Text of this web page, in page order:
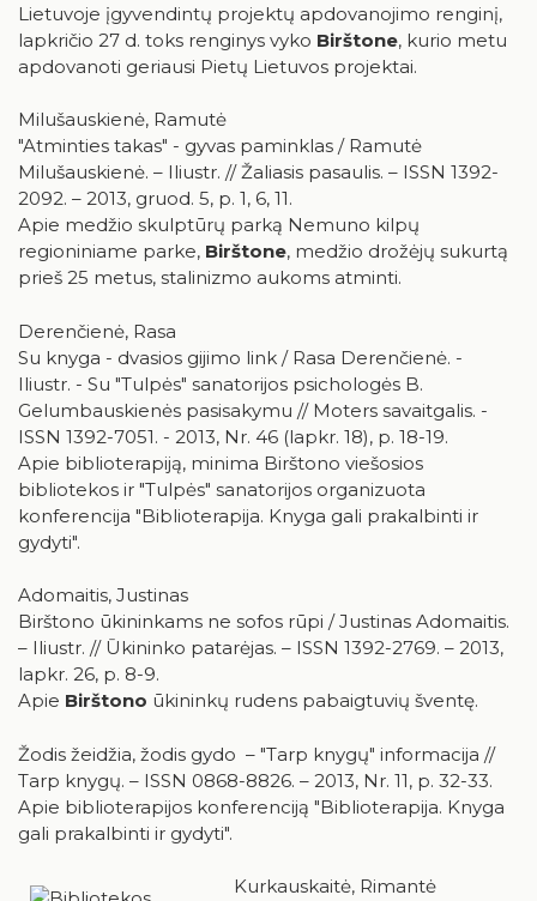
Pr An Tr Ke Pe Še Se
3 4
10 11 12 15
17 18 19
24 25 26 27 28 29 30
Lietuvoje įgyvendintų projektų apdovanojimo renginį,
lapkričio 27 d. toks renginys vyko Birštone, kurio metu
apdovanoti geriausi Pietų Lietuvos projektai.
Milušauskienė, Ramutė
"Atminties takas" - gyvas paminklas / Ramutė
Milušauskienė. – Iliustr. // Žaliasis pasaulis. – ISSN 1392-
2092. – 2013, gruod. 5, p. 1, 6, 11.
Apie medžio skulptūrų parką Nemuno kilpų
regioniniame parke, Birštone, medžio drožėjų sukurtą
prieš 25 metus, stalinizmo aukoms atminti.
Derenčienė, Rasa
Su knyga - dvasios gijimo link / Rasa Derenčienė. -
Iliustr. - Su "Tulpės" sanatorijos psichologės B.
Gelumbauskienės pasisakymu // Moters savaitgalis. -
ISSN 1392-7051. - 2013, Nr. 46 (lapkr. 18), p. 18-19.
Apie biblioterapiją, minima Birštono viešosios
bibliotekos ir "Tulpės" sanatorijos organizuota
konferencija "Biblioterapija. Knyga gali prakalbinti ir
gydyti".
Adomaitis, Justinas
Birštono ūkininkams ne sofos rūpi / Justinas Adomaitis.
– Iliustr. // Ūkininko patarėjas. – ISSN 1392-2769. – 2013,
lapkr. 26, p. 8-9.
Apie Birštono ūkininkų rudens pabaigtuvių šventę.
Žodis žeidžia, žodis gydo – "Tarp knygų" informacija //
Tarp knygų. – ISSN 0868-8826. – 2013, Nr. 11, p. 32-33.
Apie biblioterapijos konferenciją "Biblioterapija. Knyga
gali prakalbinti ir gydyti".
Kurkauskaitė, Rimantė